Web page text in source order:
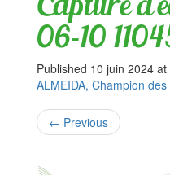
06-10
Published 10 juin 2024 at
ALMEIDA, Champion
← Previous